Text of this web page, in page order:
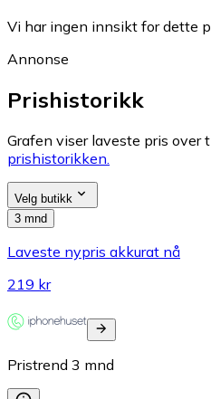
Vi har ingen innsikt for dette
Annonse
Prishistorikk
Grafen viser laveste pris over
prishistorikken.
Velg butikk
3 mnd
Laveste nypris akkurat nå
219 kr
Pristrend 3 mnd